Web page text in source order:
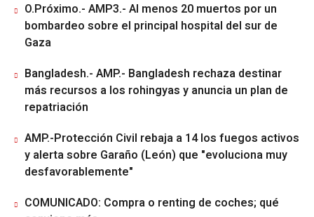
O.Próximo.- AMP3.- Al menos 20 muertos por un
bombardeo sobre el principal hospital del sur de
Gaza
Bangladesh.- AMP.- Bangladesh rechaza destinar
más recursos a los rohingyas y anuncia un plan de
repatriación
AMP.-Protección Civil rebaja a 14 los fuegos activos
y alerta sobre Garaño (León) que "evoluciona muy
desfavorablemente"
COMUNICADO: Compra o renting de coches; qué